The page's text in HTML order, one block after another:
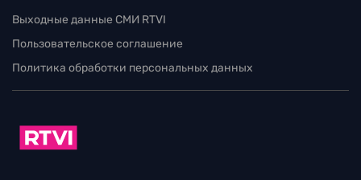
Выходные данные СМИ RTVI
Пользовательское соглашение
Политика обработки персональных данных